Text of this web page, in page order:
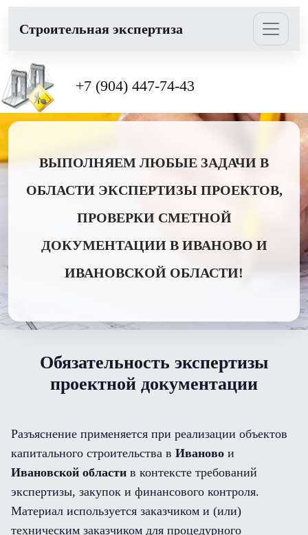
Cтроительная экспертиза
+7 (904) 447-74-43
ВЫПОЛНЯЕМ ЛЮБЫЕ ЗАДАЧИ В
ОБЛАСТИ ЭКСПЕРТИЗЫ ПРОЕКТОВ,
ПРОВЕРКИ СМЕТНОЙ
ДОКУМЕНТАЦИИ В ИВАНОВО И
ИВАНОВСКОЙ ОБЛАСТИ!
Обязательность экспертизы
проектной документации
Разъяснение применяется при реализации объектов
капитального строительства в Иваново и
Ивановской области в контексте требований
экспертизы, закупок и финансового контроля.
Материал используется заказчиком и (или)
техническим заказчиком для процедурного